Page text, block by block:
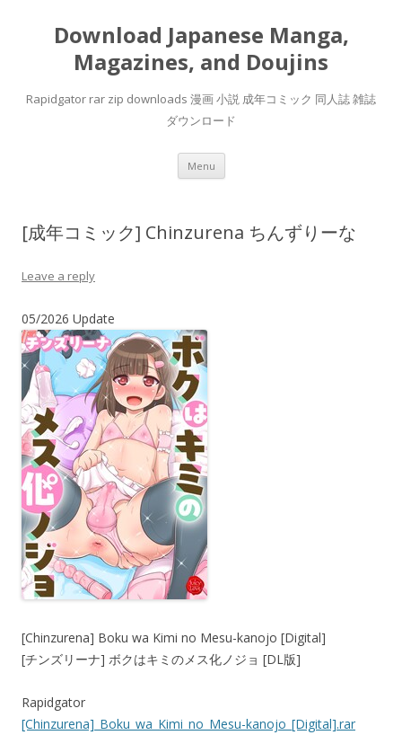
Download Japanese Manga,
Magazines, and Doujins
Rapidgator rar zip downloads 漫画 小説 成年コミック 同人誌 雑誌
ダウンロード
Menu Skip
content
[成年コミック] Chinzurena ちんずりーな
Leave a reply
05/2026 Update
[Chinzurena] Boku wa Kimi no Mesu-kanojo [Digital]
[チンズリーナ] ボクはキミのメス化ノジョ [DL版]
Rapidgator
[Chinzurena]_Boku_wa_Kimi_no_Mesu-kanojo_[Digital].rar